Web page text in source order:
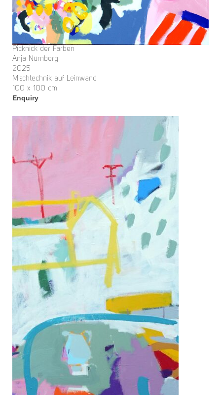
Picknick der Farben
Anja Nürnberg
2025
Mischtechnik auf Leinwand
100 x 100 cm
Enquiry